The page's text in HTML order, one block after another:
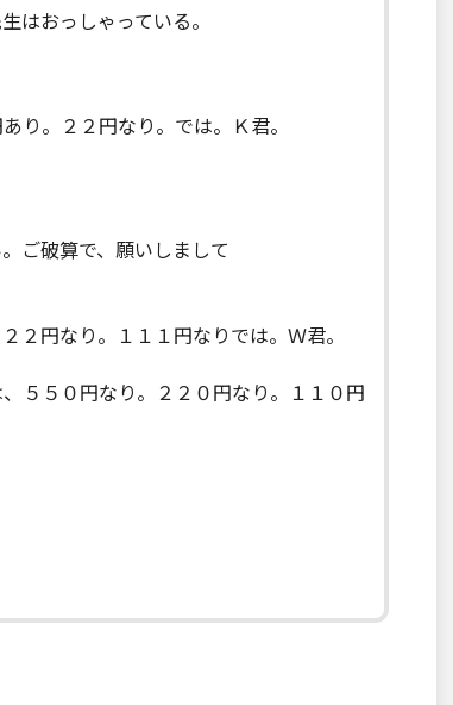
はおっしゃっている。
り。２２円なり。では。Ｋ君。
ご破算で、願いしまして
円なり。１１１円なりでは。Ｗ君。
５５０円なり。２２０円なり。１１０円